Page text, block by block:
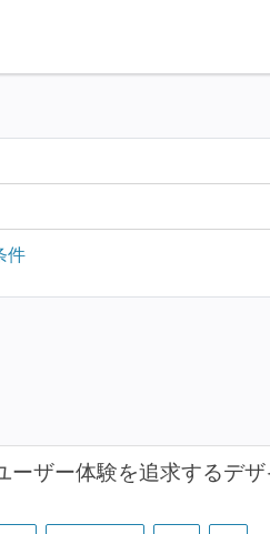
件
ーザー体験を追求するデ